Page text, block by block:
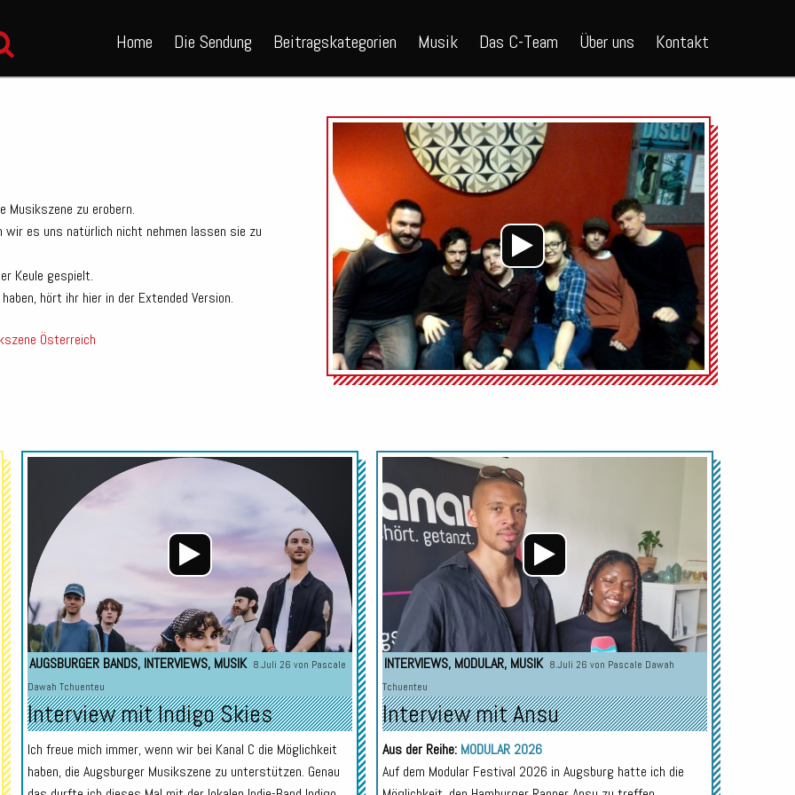
Home Die Sendung Beitragskategorien Musik Das C-Team Über uns Kontakt
Audio-
Player
Musikszene zu erobern.
wir es uns natürlich nicht nehmen lassen sie zu
Keule gespielt.
hört ihr hier in der Extended Version.
Österreich
Audio-
Player
AUGSBURGER BANDS, INTERVIEWS, MUSIK 8.Juli 26 von Pascale
Dawah Tchuenteu
Interview mit Indigo Skies
Ich freue mich immer, wenn wir bei Kanal C die Möglichkeit
haben, die Augsburger Musikszene zu unterstützen. Genau
Audio-
Player
INTERVIEWS, MODULAR, MUSIK 8.Juli 26 von Pascale Dawah
Tchuenteu
Interview mit Ansu
Aus der Reihe: MODULAR 2026
Auf dem Modular Festival 2026 in Augsburg hatte ich die